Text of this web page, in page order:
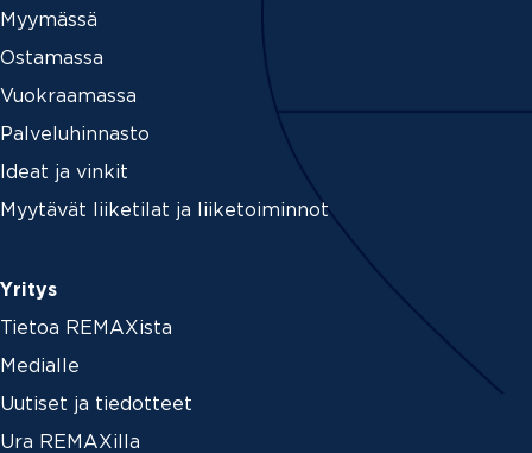
Myymässä
Ostamassa
Vuokraamassa
Palveluhinnasto
Ideat ja vinkit
Myytävät liiketilat ja liiketoiminnot
Yritys
Tietoa REMAXista
Medialle
Uutiset ja tiedotteet
Ura REMAXilla